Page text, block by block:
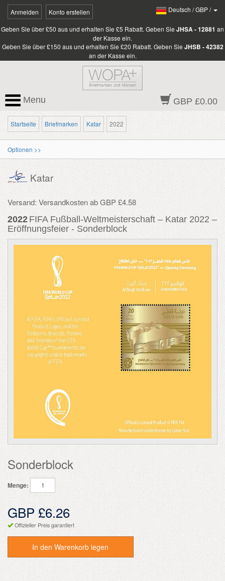
Anmelden Konto erstellen Deutsch /GBP/
Geben Sie über £50 aus und erhalten Sie £5 Rabatt. Geben Sie JHSA - 12881 an
der Kasse ein.
Geben Sie über £150 aus und erhalten Sie £20 Rabatt. Geben Sie JHSB - 42382
an der Kasse ein.
GBP £0.00
Menu
Startseite Briefmarken Katar 2022
Optionen >>
Katar
Versand: Versandkosten ab GBP £4.58
2022 FIFA Fußball-Weltmeisterschaft – Katar 2022 –
Eröffnungsfeier - Sonderblock
Sonderblock
Menge:
GBP £6.26
Offizieller Preis garantiert
In den Warenkorb legen